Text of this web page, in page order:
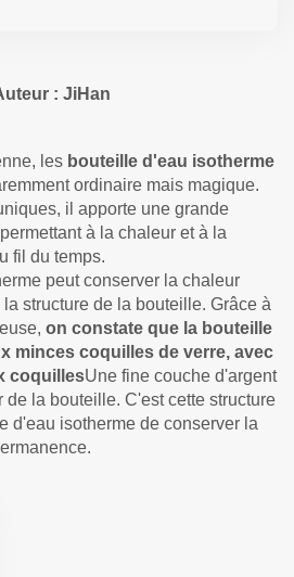
: JiHan
les bouteille d'eau isotherme
ordinaire mais magique.
il apporte une grande
à la chaleur et à la
fil du temps.
peut conserver la chaleur
structure de la bouteille. Grâce à
on constate que la bouteille
minces coquilles de verre, avec
coquillesUne fine couche d'argent
la bouteille. C'est cette structure
d'eau isotherme de conserver la